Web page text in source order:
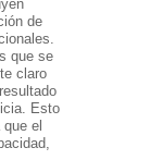
de
que se
claro
Esto
el